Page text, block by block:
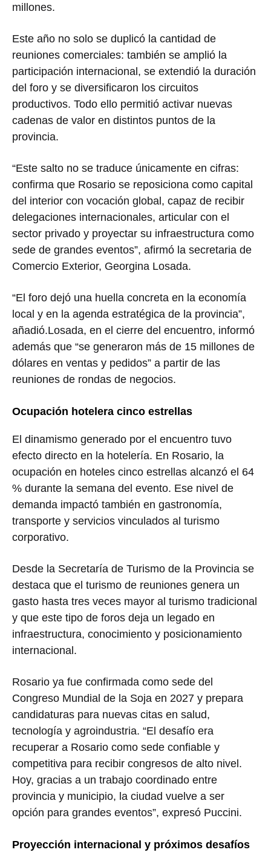
millones.
Este año no solo se duplicó la cantidad de
reuniones comerciales: también se amplió la
participación internacional, se extendió la duración
del foro y se diversificaron los circuitos
productivos. Todo ello permitió activar nuevas
cadenas de valor en distintos puntos de la
provincia.
“Este salto no se traduce únicamente en cifras:
confirma que Rosario se reposiciona como capital
del interior con vocación global, capaz de recibir
delegaciones internacionales, articular con el
sector privado y proyectar su infraestructura como
sede de grandes eventos”, afirmó la secretaria de
Comercio Exterior, Georgina Losada.
“El foro dejó una huella concreta en la economía
local y en la agenda estratégica de la provincia”,
añadió.Losada, en el cierre del encuentro, informó
además que “se generaron más de 15 millones de
dólares en ventas y pedidos” a partir de las
reuniones de rondas de negocios.
Ocupación hotelera cinco estrellas
El dinamismo generado por el encuentro tuvo
efecto directo en la hotelería. En Rosario, la
ocupación en hoteles cinco estrellas alcanzó el 64
% durante la semana del evento. Ese nivel de
demanda impactó también en gastronomía,
transporte y servicios vinculados al turismo
corporativo.
Desde la Secretaría de Turismo de la Provincia se
destaca que el turismo de reuniones genera un
gasto hasta tres veces mayor al turismo tradicional
y que este tipo de foros deja un legado en
infraestructura, conocimiento y posicionamiento
internacional.
Rosario ya fue confirmada como sede del
Congreso Mundial de la Soja en 2027 y prepara
candidaturas para nuevas citas en salud,
tecnología y agroindustria. “El desafío era
recuperar a Rosario como sede confiable y
competitiva para recibir congresos de alto nivel.
Hoy, gracias a un trabajo coordinado entre
provincia y municipio, la ciudad vuelve a ser
opción para grandes eventos”, expresó Puccini.
Proyección internacional y próximos desafíos